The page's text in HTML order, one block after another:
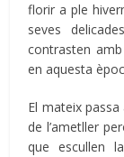
florir a ple
seves
contrasten
en aquesta
El mateix passa
de l’ametller
que escullen